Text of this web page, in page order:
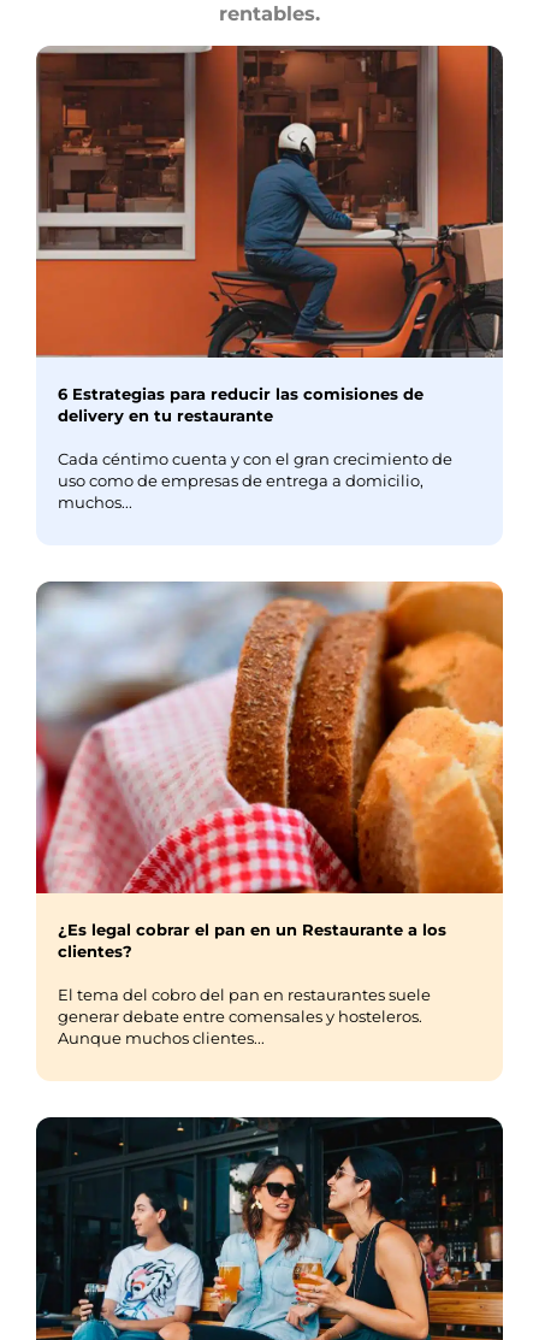
rentables.
6 Estrategias para reducir las comisiones de
delivery en tu restaurante
Cada céntimo cuenta y con el gran crecimiento de
uso como de empresas de entrega a domicilio,
muchos...
¿Es legal cobrar el pan en un Restaurante a los
clientes?
El tema del cobro del pan en restaurantes suele
generar debate entre comensales y hosteleros.
Aunque muchos clientes...